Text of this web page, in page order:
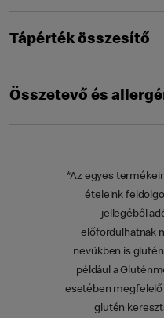
Tápérték összesítő
Összetevő és
*Az egyes
ételeink
jellegéből
előfordulhatnak
nevükben is
például a
esetében
glutén